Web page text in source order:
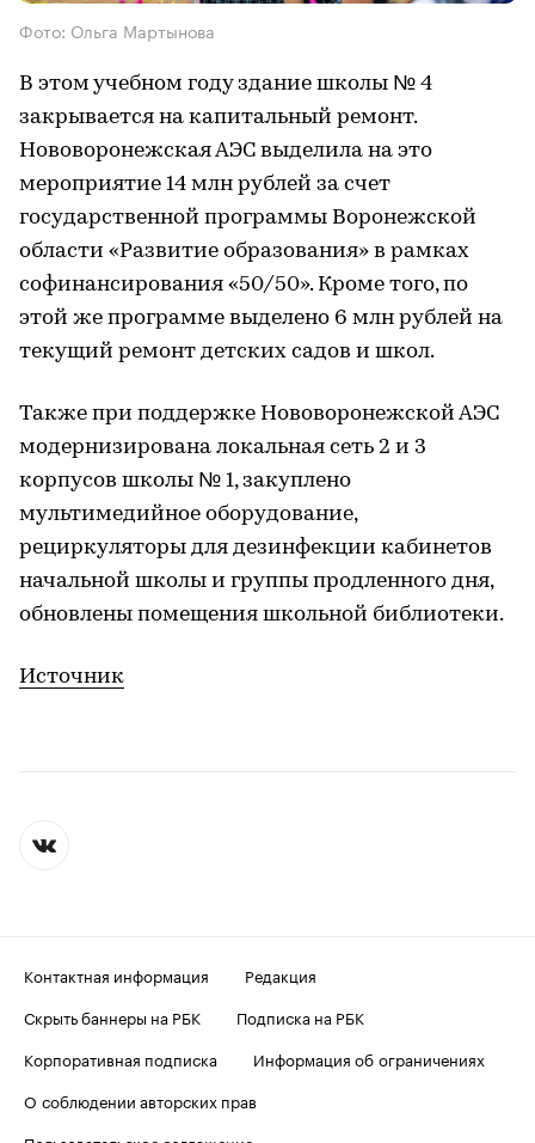
Фото: Ольга Мартынова
В этом учебном году здание школы № 4
закрывается на капитальный ремонт.
Нововоронежская АЭС выделила на это
мероприятие 14 млн рублей за счет
государственной программы Воронежской
области «Развитие образования» в рамках
софинансирования «50/50». Кроме того, по
этой же программе выделено 6 млн рублей на
текущий ремонт детских садов и школ.
Также при поддержке Нововоронежской АЭС
модернизирована локальная сеть 2 и 3
корпусов школы № 1, закуплено
мультимедийное оборудование,
рециркуляторы для дезинфекции кабинетов
начальной школы и группы продленного дня,
обновлены помещения школьной библиотеки.
Источник
Контактная информация
Редакция
Скрыть баннеры на РБК
Подписка на РБК
Корпоративная подписка
Информация об ограничениях
О соблюдении авторских прав